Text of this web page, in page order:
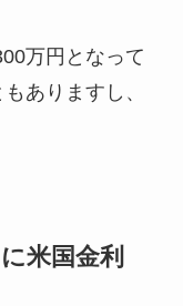
万円となって
ありますし、
米国金利